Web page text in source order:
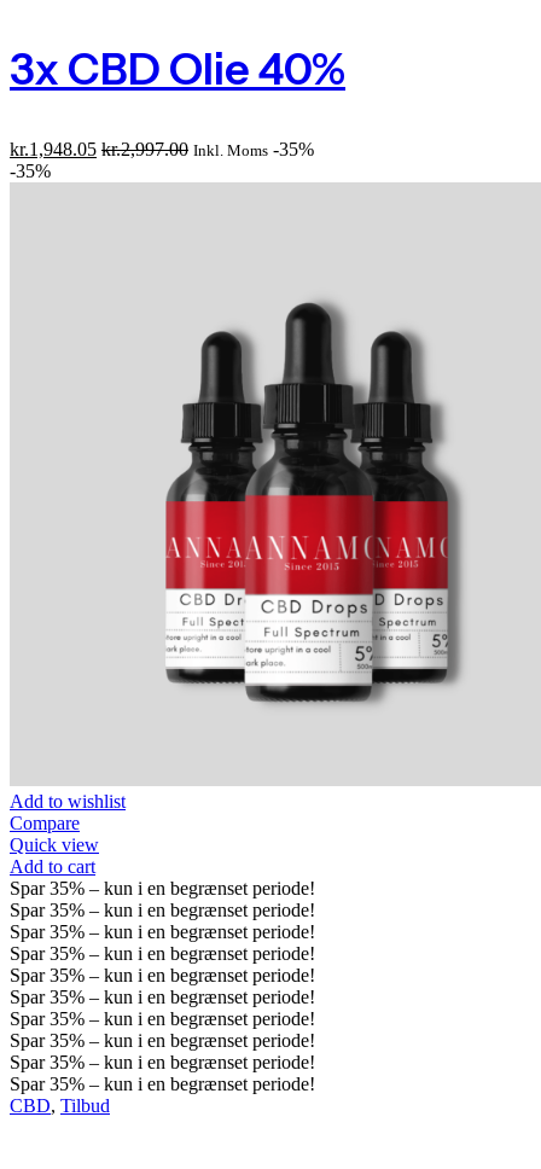
3x CBD Olie 40%
kr.1,948.05 kr.2,997.00 Inkl. Moms -35%
-35%
Add to wishlist
Compare
Quick view
Add to cart
Spar35% – kun i en begrænset periode!
Spar35% – kun i en begrænset periode!
Spar35% – kun i en begrænset periode!
Spar35% – kun i en begrænset periode!
Spar35% – kun i en begrænset periode!
Spar35% – kun i en begrænset periode!
Spar35% – kun i en begrænset periode!
Spar35% – kun i en begrænset periode!
Spar35% – kun i en begrænset periode!
Spar35% – kun i en begrænset periode!
CBD, Tilbud